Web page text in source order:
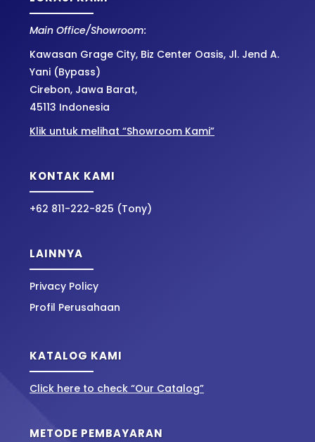
Main Office/Showroom:
Kawasan Grage City, Biz Center Oasis, Jl. Jend A.
Yani (Bypass)
Cirebon, Jawa Barat,
45113 Indonesia
Klik untuk melihat “Showroom Kami”
KONTAK KAMI
+62 811-222-825 (Tony)
LAINNYA
Privacy Policy
Profil Perusahaan
KATALOG KAMI
Click here to check “Our Catalog”
METODE PEMBAYARAN